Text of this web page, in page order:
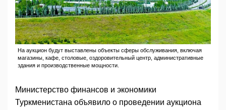
На аукцион будут выставлены объекты сферы обслуживания, включая
магазины, кафе, столовые, оздоровительный центр, административные
здания и производственные мощности.
Министерство финансов и экономики
Туркменистана объявило о проведении аукциона